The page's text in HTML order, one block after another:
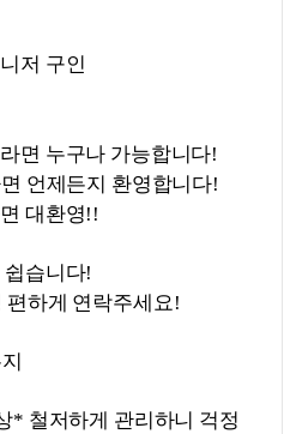
저 구인
면 누구나 가능합니다!
언제든지 환영합니다!
대환영!!
습니다!
하게 연락주세요!
철저하게 관리하니 걱정